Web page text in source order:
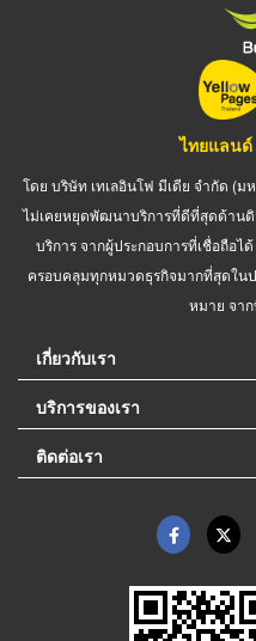
ไทยแลนด์
โดย บริษัท เทเลอินโฟ มีเดีย จำกัด (ม
ไม่เคยหยุดพัฒนาบริการที่ดีที่สุดด้านดิ
บริการ จากผู้ประกอบการที่เชื่อถือ
ครอบคลุมทุกหมวดธุรกิจมากที่สุดใน
หมาย จา
เกี่ยวกับเรา
บริการของเรา
ติดต่อเรา